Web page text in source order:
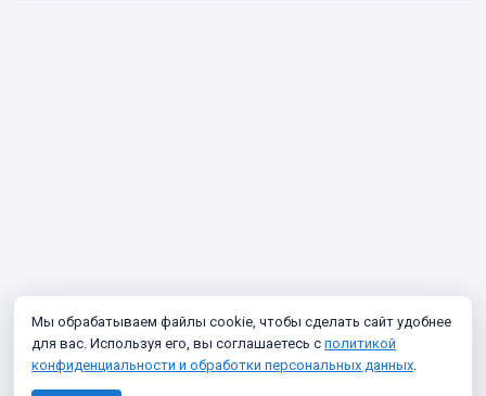
Мы обрабатываем файлы cookie, чтобы сделать сайт удобнее
для вас. Используя его, вы соглашаетесь с политикой
конфиденциальности и обработки персональных данных.